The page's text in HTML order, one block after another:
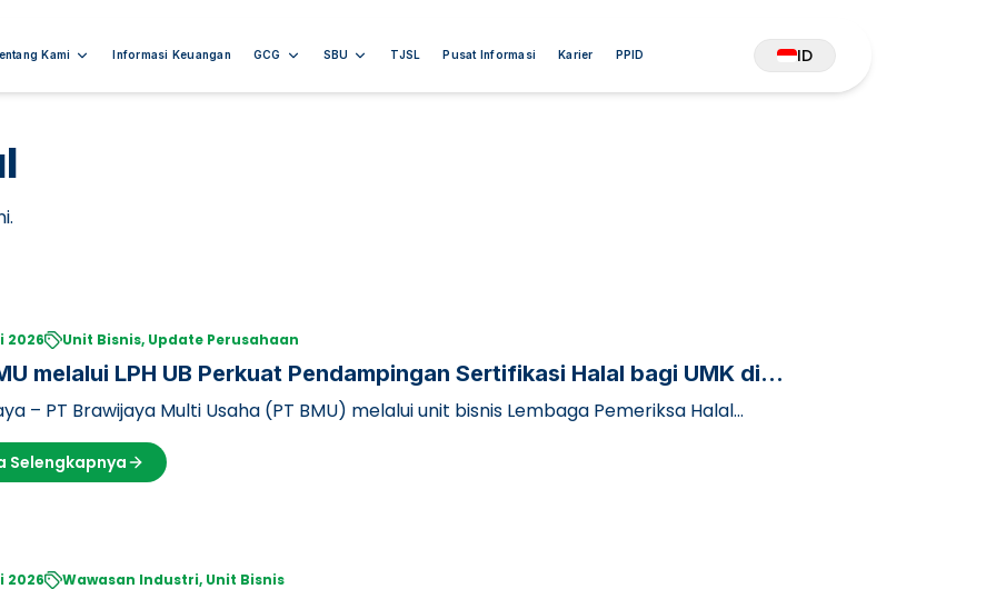
Kami Informasi Keuangan GCG SBU TJSL Pusat Informasi Karier PPID ID
2026 Unit Bisnis, Update Perusahaan
melalui LPH UB Perkuat Pendampingan Sertifikasi Halal bagi UMK di
– PT Brawijaya Multi Usaha (PT BMU) melalui unit bisnis Lembaga Pemeriksa Halal
Brawijaya (LPH UB) …
Selengkapnya
2026 Wawasan Industri, Unit Bisnis